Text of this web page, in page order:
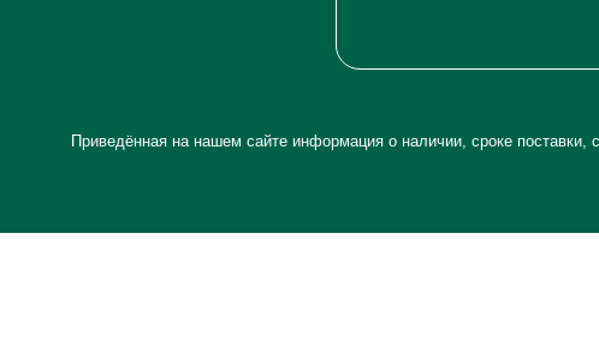
Приведённая на нашем сайте информация о наличии, сроке поставки,